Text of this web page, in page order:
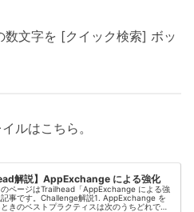
数文字を [クイック検索] ボッ
ルはこちら。
解説】AppExchange による強化
ページはTrailhead「AppExchange による強
事です。Challenge解説1. AppExchange を
きのベストプラクティスは次のうちどれです